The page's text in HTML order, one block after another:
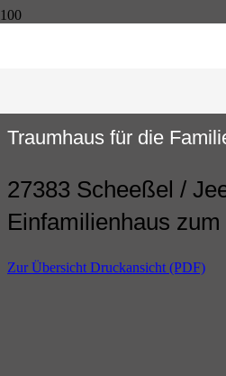
Traumhaus für die
27383 Scheeßel /
Einfamilienhaus
Zur Übersicht Druckansicht (PDF)